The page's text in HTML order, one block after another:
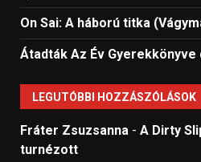
On Sai: A ​háború titka
Átadták Az Év Gyerekkönyve
LEGUTÓBBI HOZZÁSZÓLÁSOK
Fráter Zsuzsanna - A Dirty
turnézott